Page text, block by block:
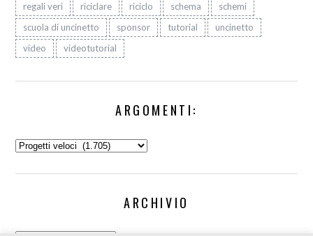
regali veri
riciclare riciclo schema
schemi
scuola di uncinetto
sponsor tutorial
uncinetto
video
videotutorial
ARGOMENTI:
Argomenti:
ARCHIVIO